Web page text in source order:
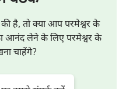
है, तो क्या आप परमेश्वर के
आनंद लेने के लिए परमेश्वर के
चाहेंगे?